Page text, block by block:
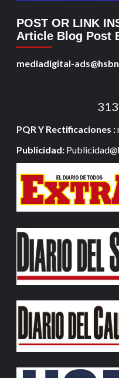
POST OR LINK
Article Blog Post
mediadigital-
PQR Y Rectificaciones :
Publicidad: